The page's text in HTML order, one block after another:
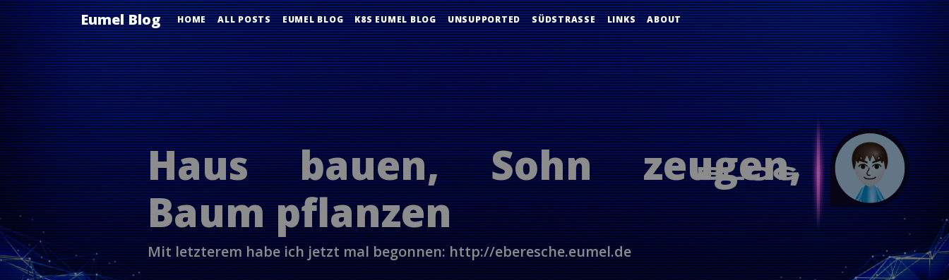
Eumel Blog HOME ALL POSTS EUMEL BLOG K8S EUMEL BLOG UNSUPPORTED SÜDSTRASSE LINKS ABOUT
Haus bauen, Sohn zeugen,
Baum pflanzen
Mit letzterem habe ich jetzt mal begonnen: http://eberesche.eumel.de